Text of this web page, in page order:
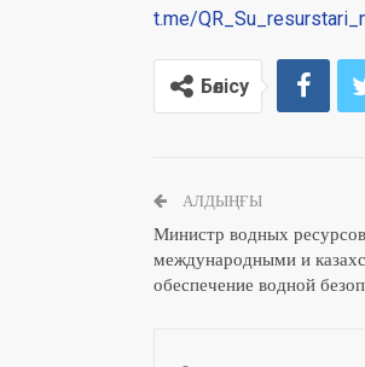
t.me/
Бөлісу
АЛДЫҢҒЫ
Министр водных
международными и
обеспечение водной